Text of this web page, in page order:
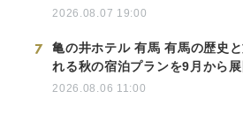
2026.08.07 19:00
7
亀の井ホテル 有馬 有馬の歴史
れる秋の宿泊プランを9月から展
2026.08.06 11:00